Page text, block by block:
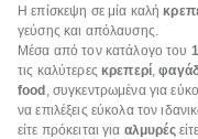
Η επίσκεψη σε μία καλή
γεύσης και απόλαυσης.
Μέσα από τον κατάλογο του
τις καλύτερες κρεπερί,
food , συγκεντρωμένα για
να επιλέξεις εύκολα τον
είτε πρόκειται για αλμυρές